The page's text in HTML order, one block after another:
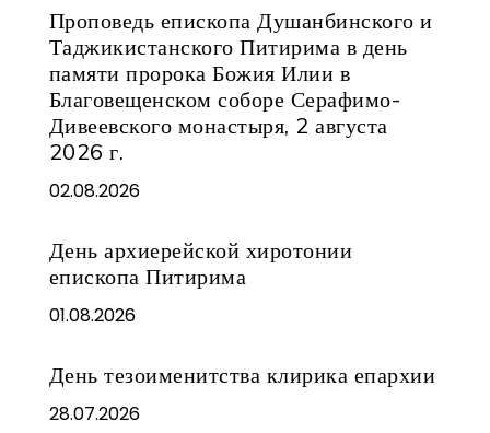
Проповедь епископа Душанбинского и
Таджикистанского Питирима в день
памяти пророка Божия Илии в
Благовещенском соборе Серафимо-
Дивеевского монастыря, 2 августа
2026 г.
02.08.2026
День архиерейской хиротонии
епископа Питирима
01.08.2026
День тезоименитства клирика епархии
28.07.2026